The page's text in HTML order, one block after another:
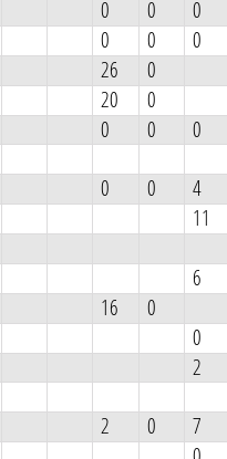
0 0 0
0 0 0
26 0
20 0
0 0 0
0 0 4
11
6
16 0
0
2
2 0 7